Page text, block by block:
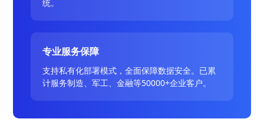
统。
专业服务保障
支持私有化部署模式，全面保障数据安全。已累
计服务制造、军工、金融等50000+企业客户。